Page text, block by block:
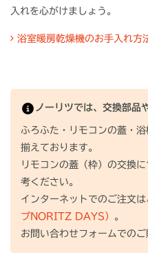
入れを心がけましょう。
浴室暖房乾燥機のお手入れ方
ノーリツでは、交換部品
ふろふた・リモコンの蓋・
揃えております。
リモコンの蓋（枠）の交換
考ください。
インターネットでのご注文は
プNORITZ DAYS） 。
お問い合わせフォームでの